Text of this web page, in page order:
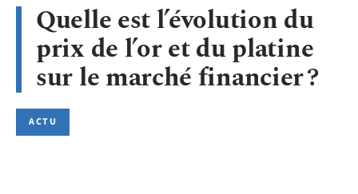
Quelle est l’évolution du
prix de l’or et du platine
sur le marché financier ?
ACTU